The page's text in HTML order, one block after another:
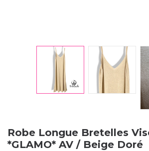
Robe Longue Bretelles
*GLAMO* AV / Beige Doré